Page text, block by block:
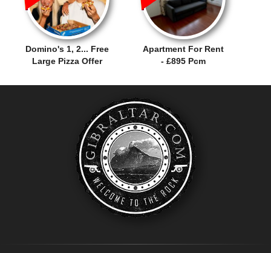
Domino's 1, 2... Free
Large Pizza Offer
Apartment For Rent
- £895 Pcm